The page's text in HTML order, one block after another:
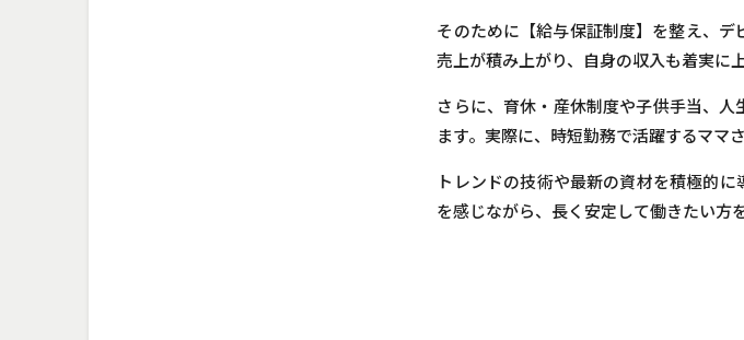
そのために【給与保証制度】を整え、
売上が積み上がり、自身の収入も着実に
さらに、育休・産休制度や子供手当、
ます。実際に、時短勤務で活躍するママ
トレンドの技術や最新の資材を積極的
を感じながら、長く安定して働きたい方